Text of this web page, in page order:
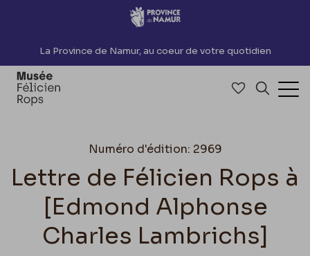
Accèder directement au contenu
La Province de Namur, au coeur de votre quotidien
Accéder à
Numéro d'édition: 2969
Lettre de Félicien Rops à
[Edmond Alphonse
Charles Lambrichs]